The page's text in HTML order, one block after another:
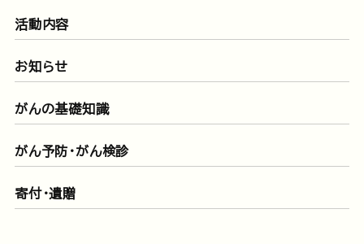
活動内容
お知らせ
がんの基礎知識
がん予防・がん検診
寄付・遺贈